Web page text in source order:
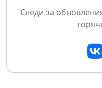
Дата:29 марта 2026
Дом культуры
Следи за